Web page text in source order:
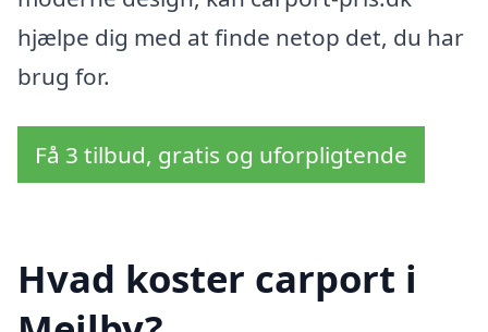
hjælpe dig med at finde netop det, du har
brug for.
Få 3 tilbud, gratis og uforpligtende
Hvad koster carport i